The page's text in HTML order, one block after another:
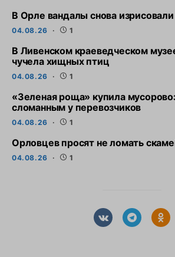
В Орле вандалы снова
04.08.26 1
В Ливенском краеведческом
чучела хищных птиц
04.08.26 1
«Зеленая роща» купила
сломанным у перевозчиков
04.08.26 1
Орловцев просят не ломать
04.08.26 1